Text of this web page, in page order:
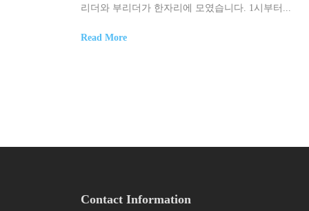
리더와 부리더가 한자리에 모였습니다. 1시부터...
Read More
Contact Information